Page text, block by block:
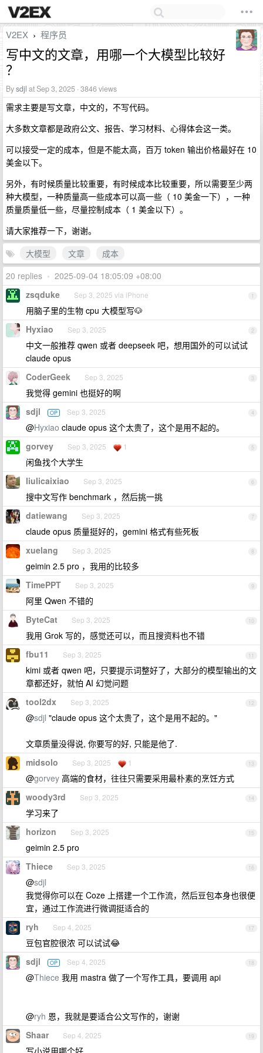
V2EX › 程序员
写中文的文章，用哪一个大模型比较好
？
Bysdjl at Sep 3, 2025 · 3846 views
需求主要是写文章，中文的，不写代码。
大多数文章都是政府公文、报告、学习材料、心得体会这一类。
可以接受一定的成本，但是不能太高，百万 token 输出价格最好在 10
美金以下。
另外，有时候质量比较重要，有时候成本比较重要，所以需要至少两
种大模型，一种质量高一些成本可以高一些（ 10 美金一下），一种
质量质量低一些，尽量控制成本（ 1 美金以下）。
请大家推荐一下，谢谢。
大模型
文章
成本
20 replies • 2025-09-04 18:05:09 +08:00
1
zsqduke Sep 3, 2025 via iPhone
用脑子里的生物 cpu 大模型写🐶
2
Hyxiao Sep 3, 2025
中文一般推荐 qwen 或者 deepseek 吧，想用国外的可以试试
claude opus
3
CoderGeek Sep 3, 2025
我觉得 gemini 也挺好的啊
4
sdjl OP Sep 3, 2025
@Hyxiao claude opus 这个太贵了，这个是用不起的。
5
gorvey Sep 3, 2025 1
闲鱼找个大学生
6
liulicaixiao Sep 3, 2025
搜中文写作 benchmark ，然后挑一挑
7
datiewang Sep 3, 2025
claude opus 质量挺好的，gemini 格式有些死板
8
xuelang Sep 3, 2025
geimin 2.5 pro ，我用的比较多
9
TimePPT Sep 3, 2025
阿里 Qwen 不错的
10
ByteCat Sep 3, 2025
我用 Grok 写的，感觉还可以，而且搜资料也不错
11
fbu11 Sep 3, 2025
kimi 或者 qwen 吧，只要提示词整好了，大部分的模型输出的文
章都还好，就怕 AI 幻觉问题
12
tool2dx Sep 3, 2025
@sdjl "claude opus 这个太贵了，这个是用不起的。"
文章质量没得说, 你要写的好, 只能是他了.
13
midsolo Sep 3, 2025 1
@gorvey 高端的食材，往往只需要采用最朴素的烹饪方式
14
woody3rd Sep 3, 2025
学习来了
15
horizon Sep 3, 2025
geimin 2.5 pro
16
Thiece Sep 3, 2025
@sdjl
我觉得你可以在 Coze 上搭建一个工作流，然后豆包本身也很便
宜，通过工作流进行微调挺适合的
17
ryh Sep 4, 2025
豆包官腔很浓 可以试试😂
18
sdjl OP Sep 4, 2025
@Thiece 我用 mastra 做了一个写作工具，要调用 api
@ryh 恩，我就是要适合公文写作的，谢谢
19
Shaar Sep 4, 2025
写小说用哪个好